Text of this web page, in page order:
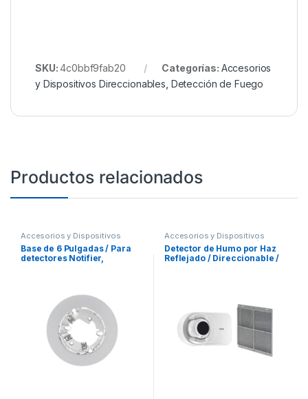
SKU:4c0bbf9fab20 Categorías: Accesorios
y Dispositivos Direccionables Detección de Fuego
Productos relacionados
Accesorios y Dispositivos
Direccionables Detección de
Fuego
Base de 6 Pulgadas / Para
detectores Notifier,
Accesorios y Dispositivos
Direccionables Detección de
Fuego
Detector de Humo por Haz
Reflejado / Direccionable /